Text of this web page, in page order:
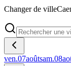
Changer de ville
ven.07aoûtsam.08